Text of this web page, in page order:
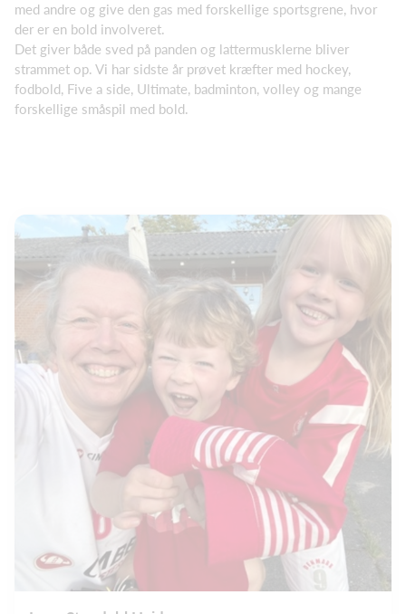
med andre og give den gas med forskellige sportsgrene, hvor
der er en bold involveret.
Det giver både sved på panden og lattermusklerne bliver
strammet op. Vi har sidste år prøvet kræfter med hockey,
fodbold, Five a side, Ultimate, badminton, volley og mange
forskellige småspil med bold.